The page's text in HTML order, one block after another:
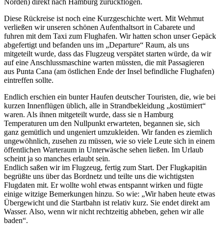
Norden) direkt nach Hamburg zurückflogen.
Diese Rückreise ist noch eine Kurzgeschichte wert. Mit Wehmut
verließen wir unseren schönen Aufenthaltsort in Cabarete und
fuhren mit dem Taxi zum Flughafen. Wir hatten schon unser Gepäck
abgefertigt und befanden uns im
Departure
Raum, als uns
mitgeteilt wurde, dass das Flugzeug verspätet starten würde, da wir
auf eine Anschlussmaschine warten müssten, die mit Passagieren
aus Punta Cana (am östlichen Ende der Insel befindliche Flughafen)
eintreffen sollte.
Endlich erschien ein bunter Haufen deutscher Touristen, die, wie bei
kurzen Innenflügen üblich, alle in Strandbekleidung
kostümiert
waren. Als ihnen mitgeteilt wurde, dass sie n Hamburg
Temperaturen um den Nullpunkt erwarteten, begannen sie, sich
ganz gemütlich und ungeniert umzukleiden. Wir fanden es ziemlich
ungewöhnlich, zusehen zu müssen, wie so viele Leute sich in einem
öffentlichen Warteraum in Unterwäsche sehen ließen. Im Urlaub
scheint ja so manches erlaubt sein.
Endlich saßen wir im Flugzeug, fertig zum Start. Der Flugkapitän
begrüßte uns über das Bordnetz und teilte uns die wichtigsten
Flugdaten mit. Er wollte wohl etwas entspannt wirken und fügte
einige witzige Bemerkungen hinzu. So wie:
Wir haben heute etwas
Übergewicht und die Startbahn ist relativ kurz. Sie endet direkt am
Wasser. Also, wenn wir nicht rechtzeitig abheben, gehen wir alle
baden .